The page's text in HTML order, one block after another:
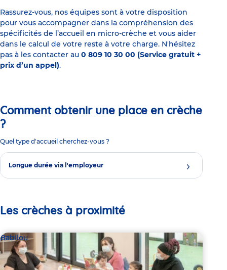
Rassurez-vous, nos équipes sont à votre disposition
pour vous accompagner dans la compréhension des
spécificités de l’accueil en micro-crèche et vous aider
dans le calcul de votre reste à votre charge. N'hésitez
pas à les contacter au 0 809 10 30 00 (Service gratuit +
prix d’un appel).
Comment obtenir une place en crèche
?
Quel type d'accueil cherchez-vous ?
Longue durée via l'employeur
Les crèches à proximité
Babilou